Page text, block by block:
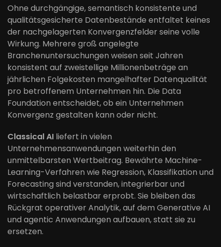
Ohne durchgängige, semantisch konsistente und
qualitätsgesicherte Datenbestände entfaltet keines
der nachgelagerten Konvergenzfelder seine volle
Wirkung. Mehrere groß angelegte
Branchenuntersuchungen weisen seit Jahren
konsistent auf zweistellige Millionenbeträge an
jährlichen Folgekosten mangelhafter Datenqualität
pro betroffenem Unternehmen hin. Die Data
Foundation entscheidet, ob ein Unternehmen
Konvergenz gestalten kann oder nicht.
Classical AI liefert in vielen
Unternehmensanwendungen weiterhin den
unmittelbarsten Wertbeitrag. Bewährte Machine-
Learning-Verfahren wie Regression, Klassifikation und
Forecasting sind verstanden, integrierbar und
wirtschaftlich belastbar erprobt. Sie bleiben das
Rückgrat operativer Analytik, auf dem Generative AI
und agentic Anwendungen aufbauen, statt sie zu
ersetzen.